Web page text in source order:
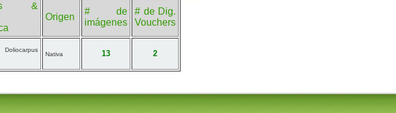
&
Origen
# de
imágenes
# de Dig.
Vouchers
Nativa 13 2